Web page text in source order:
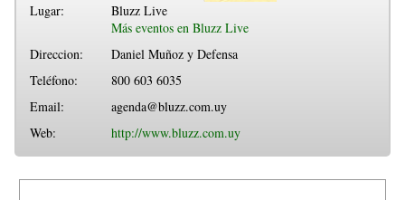
Lugar:
Bluzz Live
Más eventos en Bluzz Live
Direccion:
Daniel Muñoz y Defensa
Teléfono:
800 603 6035
Email:
agenda@bluzz.com.uy
Web:
http://www.bluzz.com.uy